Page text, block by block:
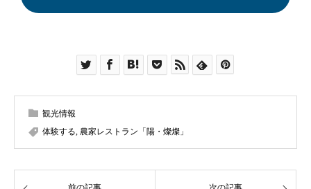
観光情報
体験する 農家レストラン「陽・燦燦」